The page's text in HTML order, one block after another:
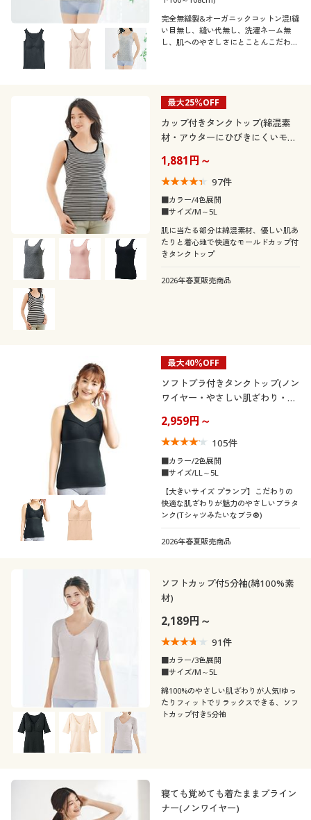
完全無縫製&オーガニックコットン混!縫
い目無し、縫い代無し、洗濯ネーム無
し、肌へのやさしさにとことんこだわっ
最大25％OFF
カップ付きタンクトップ(綿混素
材・アウターにひびきにくいモー
1,881円～
97件
■カラー/4色展開
■サイズ/M～5L
肌に当たる部分は綿混素材、優しい肌あ
たりと着心地で快適なモールドカップ付
きタンクトップ
2026年春夏販売商品
最大40％OFF
ソフトブラ付きタンクトップ(ノン
ワイヤー・やさしい肌ざわり・T
2,959円～
105件
■カラー/2色展開
■サイズ/LL～5L
【大きいサイズ プランプ】こだわりの
快適な肌ざわりが魅力のやさしいブラタ
ンク(Tシャツみたいなブラ®)
2026年春夏販売商品
ソフトカップ付5分袖(綿100%素
材)
2,189円～
91件
■カラー/3色展開
■サイズ/M～5L
綿100%のやさしい肌ざわりが人気!ゆっ
たりフィットでリラックスできる、ソフ
トカップ付き5分袖
寝ても覚めても着たままブライン
ナー(ノンワイヤー)